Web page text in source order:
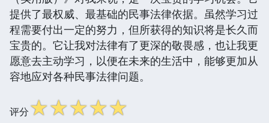
提供了最权威、最基础的民事法律依据。虽然学习过
程需要付出一定的努力，但所获得的知识将是长久而
宝贵的。它让我对法律有了更深的敬畏感，也让我更
愿意去主动学习，以便在未来的生活中，能够更加从
容地应对各种民事法律问题。
评分☆☆☆☆☆